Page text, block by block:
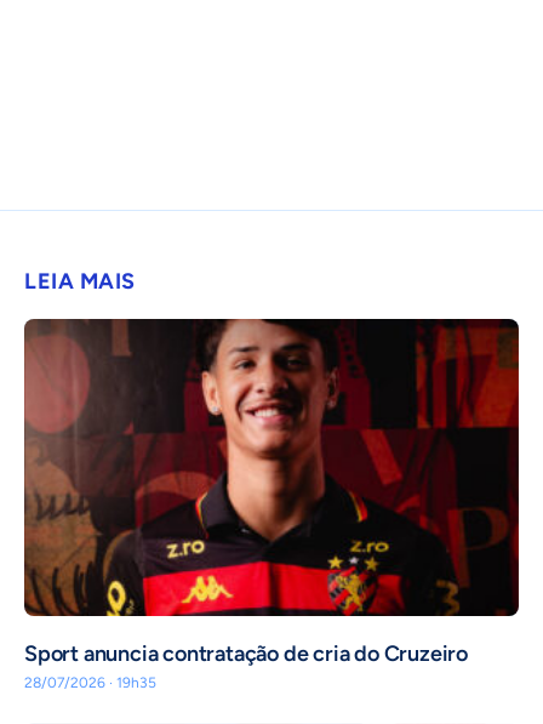
LEIA MAIS
Sport anuncia contratação de cria do Cruzeiro
28/07/2026 · 19h35